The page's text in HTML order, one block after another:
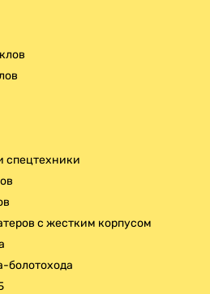
спецтехники
с жестким корпусом
болотохода